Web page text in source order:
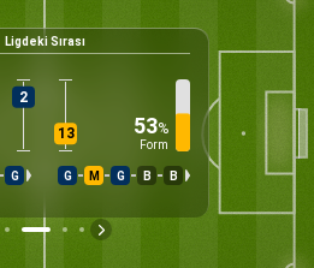
Ligdeki Sırası
2
13 53%
Form
G G M G B B